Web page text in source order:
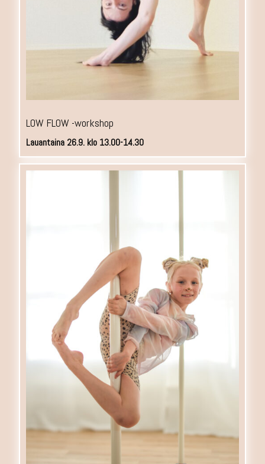
LOW FLOW -workshop
Lauantaina 26.9. klo 13.00-14.30